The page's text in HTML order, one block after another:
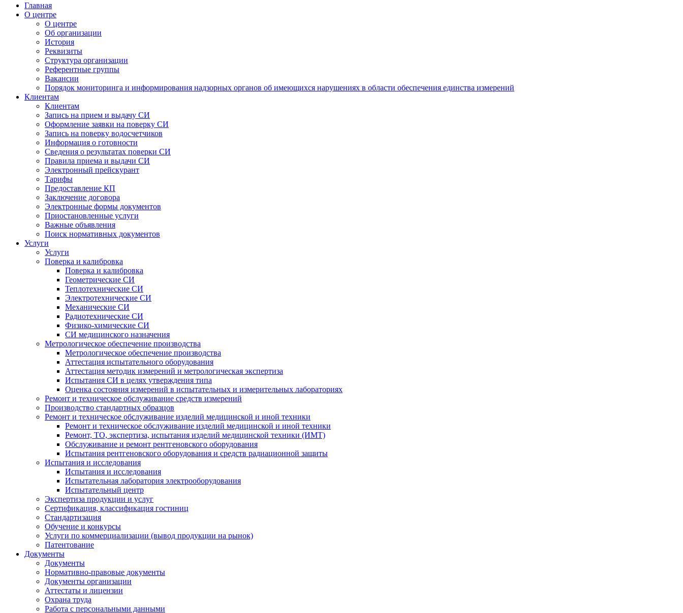
Главная
О центре
О центре
Об организации
История
Реквизиты
Структура организации
Референтные группы
Вакансии
Порядок мониторинга и информирования надзорных органов об имеющихся нарушениях в области обеспечения единства измерений
Клиентам
Клиентам
Запись на прием и выдачу СИ
Оформление заявки на поверку СИ
Запись на поверку водосчетчиков
Информация о готовности
Сведения о результатах поверки СИ
Правила приема и выдачи СИ
Электронный прейскурант
Тарифы
Предоставление КП
Заключение договора
Электронные формы документов
Приостановленные услуги
Важные объявления
Поиск нормативных документов
Услуги
Услуги
Поверка и калибровка
Поверка и калибровка
Геометрические СИ
Теплотехнические СИ
Электротехнические СИ
Механические СИ
Радиотехнические СИ
Физико-химические СИ
СИ медицинского назначения
Метрологическое обеспечение производства
Метрологическое обеспечение производства
Аттестация испытательного оборудования
Аттестация методик измерений и метрологическая экспертиза
Испытания СИ в целях утверждения типа
Оценка состояния измерений в испытательных и измерительных лабораториях
Ремонт и техническое обслуживание средств измерений
Производство стандартных образцов
Ремонт и техническое обслуживание изделий медицинской и иной техники
Ремонт и техническое обслуживание изделий медицинской и иной техники
Ремонт, ТО, экспертиза, испытания изделий медицинской техники (ИМТ)
Обслуживание и ремонт рентгеновского оборудования
Испытания рентгеновского оборудования и средств радиационной защиты
Испытания и исследования
Испытания и исследования
Испытательная лаборатория электрооборудования
Испытательный центр
Экспертиза продукции и услуг
Сертификация, классификация гостиниц
Стандартизация
Обучение и конкурсы
Услуги по коммерциализации (вывод продукции на рынок)
Патентование
Документы
Документы
Нормативно-правовые документы
Документы организации
Аттестаты и лицензии
Охрана труда
Работа с персональными данными